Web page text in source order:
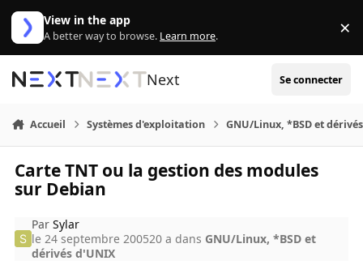
Aller au contenu
View in the app
A better way to browse. Learn more. ×
Next Se connecter
Accueil Systèmes d'exploitation GNU/Linux, *BSD et
Carte TNT ou la gestion des modules
sur Debian
ParSylar
le 24 septembre 200520 a dans GNU/Linux, *BSD et
dérivés d'UNIX